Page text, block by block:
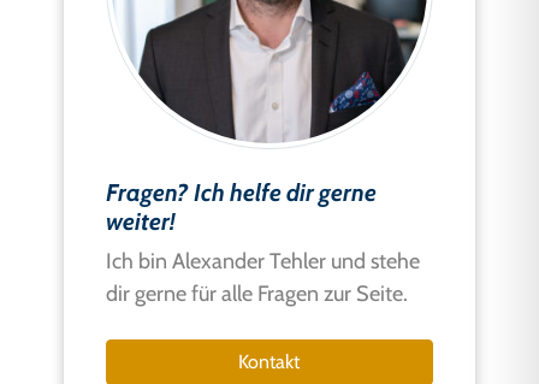
Fragen? Ich helfe dir gerne
weiter!
Ich bin Alexander Tehler und stehe
dir gerne für alle Fragen zur Seite.
Kontakt